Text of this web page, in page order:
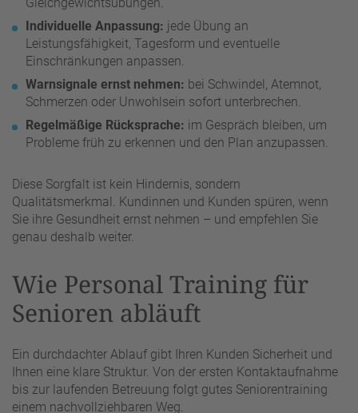
Individuelle Anpassung: jede Übung an
Leistungsfähigkeit, Tagesform und eventuelle
Einschränkungen anpassen.
Warnsignale ernst nehmen: bei Schwindel, Atemnot,
Schmerzen oder Unwohlsein sofort unterbrechen.
Regelmäßige Rücksprache: im Gespräch bleiben, um
Probleme früh zu erkennen und den Plan anzupassen.
Diese Sorgfalt ist kein Hindernis, sondern
Qualitätsmerkmal. Kundinnen und Kunden spüren, wenn
Sie ihre Gesundheit ernst nehmen – und empfehlen Sie
genau deshalb weiter.
Wie Personal Training für
Senioren abläuft
Ein durchdachter Ablauf gibt Ihren Kunden Sicherheit und
Ihnen eine klare Struktur. Von der ersten Kontaktaufnahme
bis zur laufenden Betreuung folgt gutes Seniorentraining
einem nachvollziehbaren Weg.